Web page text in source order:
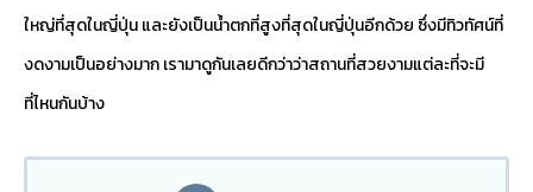
ใหญ่ที่สุดในญี่ปุ่น และยังเป็นน้ำตกที่สูงที่สุดในญี่ปุ่นอีกด้วย ซึ่งมีทิวทัศน์ที่
งดงามเป็นอย่างมาก เรามาดูกันเลยดีกว่าว่าสถานที่สวยงามแต่ละที่จะมี
ที่ไหนกันบ้าง